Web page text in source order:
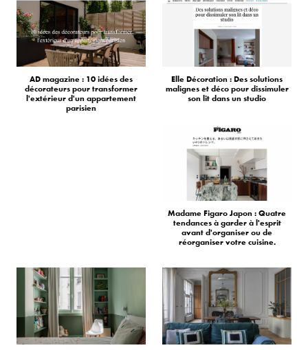
AD magazine : 10 idées des
décorateurs pour transformer
l'extérieur d'un appartement
parisien
Elle Décoration : Des solutions
malignes et déco pour dissimuler
son lit dans un studio
Madame Figaro Japon : Quatre
tendances à garder à l'esprit
avant d'organiser ou de
réorganiser votre cuisine.